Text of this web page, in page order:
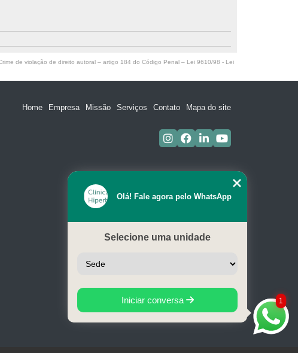
de violação de direito autoral – artigo 184 do Código Penal – Lei 9610/98 - Lei
Home Empresa Missão Serviços Contato Mapa do site
1
Olá! Fale agora pelo WhatsApp
Selecione uma unidade
Iniciar conversa